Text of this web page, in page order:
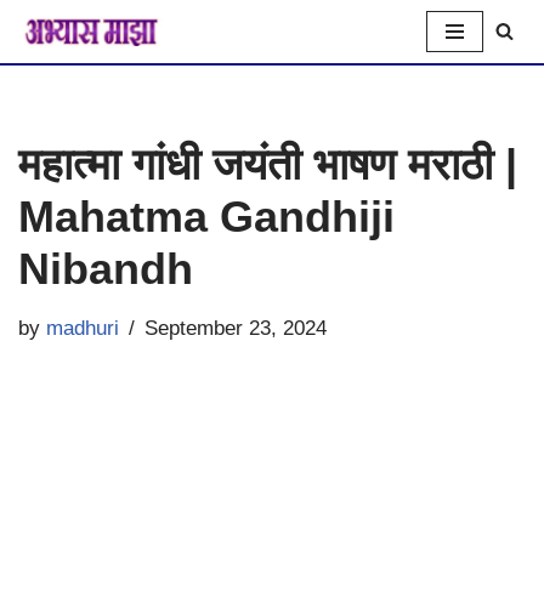
Skip
content
महात्मा गांधी जयंती भाषण मराठी |
Mahatma Gandhiji
Nibandh
by madhuri September 23, 2024